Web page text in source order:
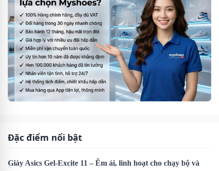
Đặc điểm nổi bật
Giày Asics Gel-Excite 11 – Êm ái, linh hoạt cho chạy bộ và